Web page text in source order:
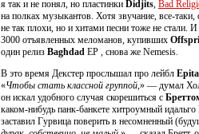
я так и не понял, но пластинки Didjits, Bad
на полках музыкантов. Хотя звучание, все-
не так плохи, но и хитами песни тоже не
3000 отъявленных меломанов, купивших
один релиз Baghdad EP , снова же Nemesis.
В это время Декстер прослышал про лейбл
«Чтобы стать классной группой,» — думал
он искал удобного случая скорешиться с
каком-нибудь панк-банкете хитроумный
заставил Гурвица поверить в несомненный